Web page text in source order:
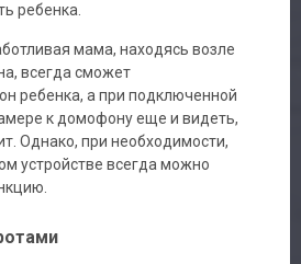
ребенка.
мама, находясь возле
всегда сможет
ребенка, а при подключенной
к домофону еще и видеть,
Однако, при необходимости,
устройстве всегда можно